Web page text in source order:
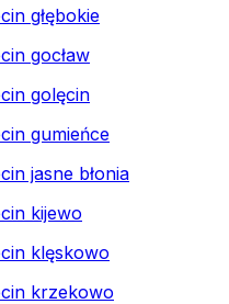
głębokie
gocław
golęcin
gumieńce
jasne błonia
kijewo
klęskowo
krzekowo